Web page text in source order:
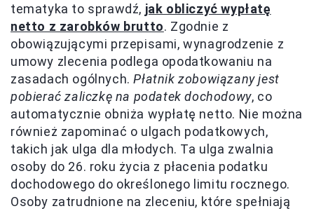
tematyka to sprawdź, jak obliczyć wypłatę
netto z zarobków brutto. Zgodnie z
obowiązującymi przepisami, wynagrodzenie z
umowy zlecenia podlega opodatkowaniu na
zasadach ogólnych.Płatnik zobowiązany jest
pobierać zaliczkę na podatek dochodowy, co
automatycznie obniża wypłatę netto. Nie można
również zapominać o ulgach podatkowych,
takich jak ulga dla młodych. Ta ulga zwalnia
osoby do 26. roku życia z płacenia podatku
dochodowego do określonego limitu rocznego.
Osoby zatrudnione na zleceniu, które spełniają